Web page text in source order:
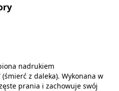
nadrukiem
z daleka). Wykonana w
prania i zachowuje swój